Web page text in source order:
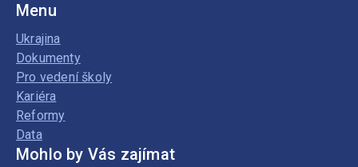
Menu
Ukrajina
Dokumenty
Pro vedení školy
Kariéra
Reformy
Data
Mohlo by Vás zajímat